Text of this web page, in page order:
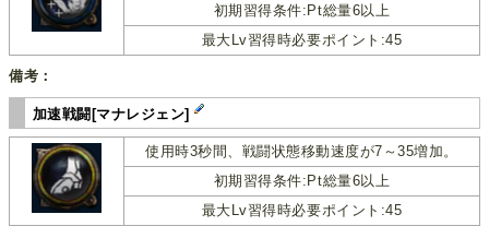
初期習得条件:Pt総量6以上
最大Lv習得時必要ポイント:45
備考：
加速戦闘[マナレジェン]
使用時3秒間、戦闘状態移動速度が7～35増加。
初期習得条件:Pt総量6以上
最大Lv習得時必要ポイント:45